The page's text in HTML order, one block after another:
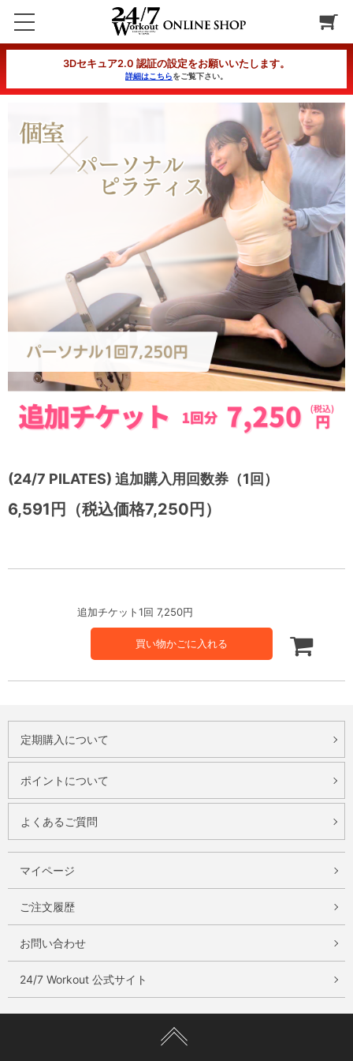
(24/7 PILATES) 追加購入用回数券（1回）
3Dセキュア2.0 認証の設定をお願いいたします。
詳細はこちらをご覧下さい。
(24/7 PILATES) 追加購入用回数券（1回）
6,591円（税込価格7,250円）
追加チケット1回 7,250円
買い物かごに入れる
定期購入について
ポイントについて
よくあるご質問
マイページ
ご注文履歴
お問い合わせ
24/7 Workout 公式サイト